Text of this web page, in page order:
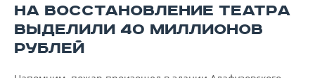
НА ВОССТАНОВЛЕНИЕ ТЕАТРА
ВЫДЕЛИЛИ 40 МИЛЛИОНОВ
РУБЛЕЙ